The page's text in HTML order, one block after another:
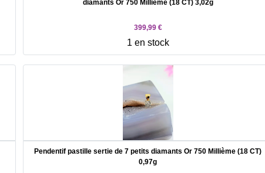
diamants Or 750 Millième (18 CT) 3,02g
399,99 €
1 en stock
Pendentif pastille sertie de 7 petits diamants Or 750 Millième (18 CT)
0,97g